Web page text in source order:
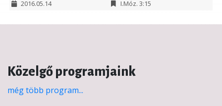
2016.05.14 I.Móz. 3:15
Közelgő programjaink
még több program...